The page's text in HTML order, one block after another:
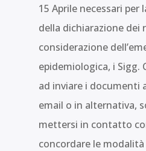
15 Aprile necessari per
della dichiarazione dei
considerazione
epidemiologica, i
ad inviare i documenti
email o in alternativa,
mettersi in contatto
concordare le